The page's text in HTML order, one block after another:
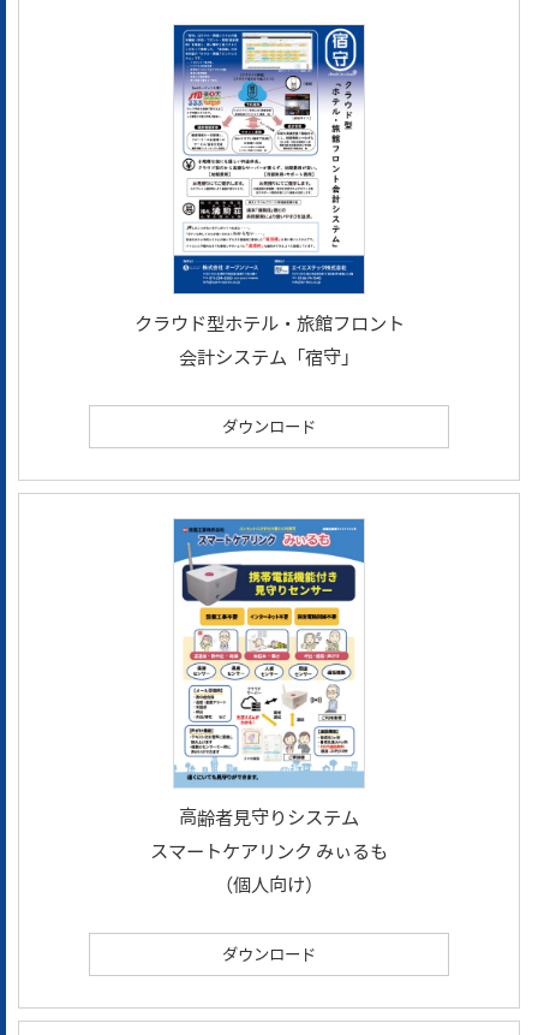
クラウド型ホテル・旅館フロント
会計システム「宿守」
ダウンロード
高齢者見守りシステム
スマートケアリンク みぃるも
（個人向け）
ダウンロード